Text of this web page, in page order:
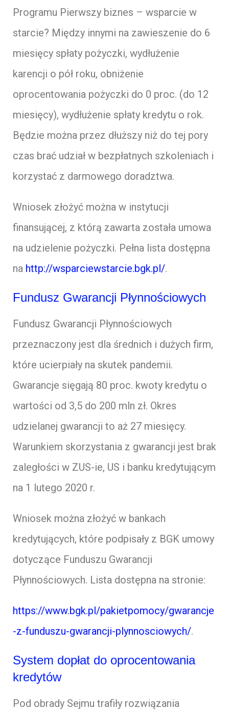
Programu Pierwszy biznes – wsparcie w
starcie? Między innymi na zawieszenie do 6
miesięcy spłaty pożyczki, wydłużenie
karencji o pół roku, obniżenie
oprocentowania pożyczki do 0 proc. (do 12
miesięcy), wydłużenie spłaty kredytu o rok.
Będzie można przez dłuższy niż do tej pory
czas brać udział w bezpłatnych szkoleniach i
korzystać z darmowego doradztwa.
Wniosek złożyć można w instytucji
finansującej, z którą zawarta została umowa
na udzielenie pożyczki. Pełna lista dostępna
na http://wsparciewstarcie.bgk.pl/.
Fundusz Gwarancji Płynnościowych
Fundusz Gwarancji Płynnościowych
przeznaczony jest dla średnich i dużych firm,
które ucierpiały na skutek pandemii.
Gwarancje sięgają 80 proc. kwoty kredytu o
wartości od 3,5 do 200 mln zł. Okres
udzielanej gwarancji to aż 27 miesięcy.
Warunkiem skorzystania z gwarancji jest brak
zaległości w ZUS-ie, US i banku kredytującym
na 1 lutego 2020 r.
Wniosek można złożyć w bankach
kredytujących, które podpisały z BGK umowy
dotyczące Funduszu Gwarancji
Płynnościowych. Lista dostępna na stronie:
https://www.bgk.pl/pakietpomocy/gwarancje
-z-funduszu-gwarancji-plynnosciowych/.
System dopłat do oprocentowania
kredytów
Pod obrady Sejmu trafiły rozwiązania